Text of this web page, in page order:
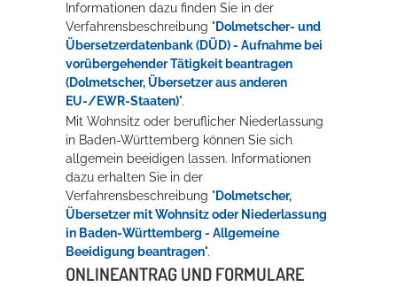
Informationen dazu finden Sie in der
Verfahrensbeschreibung "Dolmetscher- und
Übersetzerdatenbank (DÜD) - Aufnahme bei
vorübergehender Tätigkeit beantragen
(Dolmetscher, Übersetzer aus anderen
EU-/EWR-Staaten)".
Mit Wohnsitz oder beruflicher Niederlassung
in Baden-Württemberg können Sie sich
allgemein beeidigen lassen. Informationen
dazu erhalten Sie in der
Verfahrensbeschreibung "Dolmetscher,
Übersetzer mit Wohnsitz oder Niederlassung
in Baden-Württemberg - Allgemeine
Beeidigung beantragen".
ONLINEANTRAG UND FORMULARE